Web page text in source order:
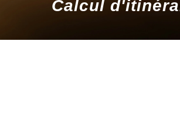
Calcul